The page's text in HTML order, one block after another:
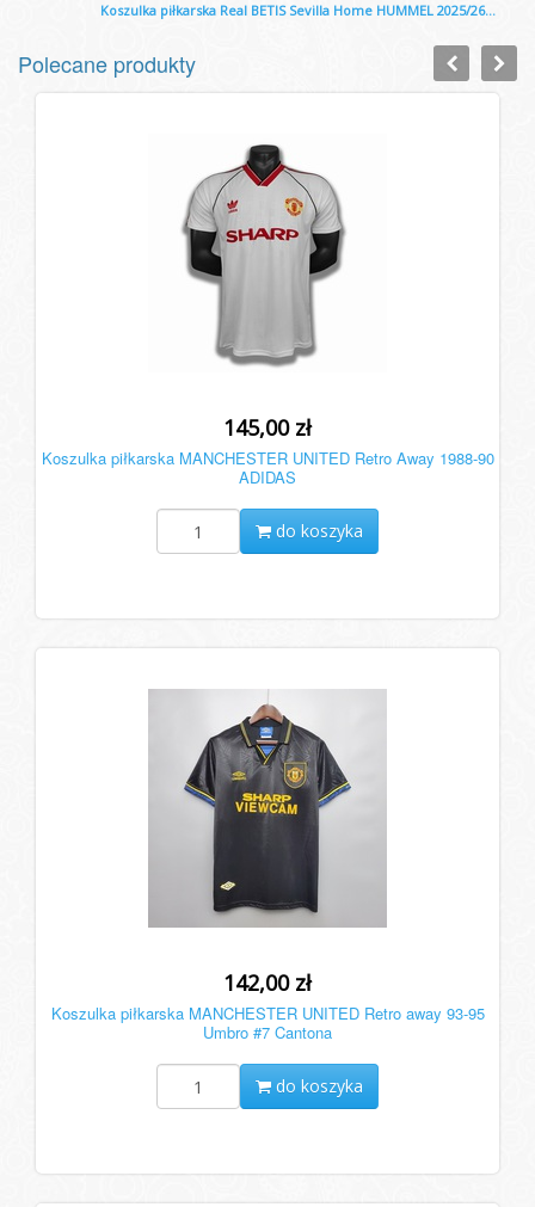
Koszulka piłkarska Real BETIS Sevilla Home HUMMEL 2025/26...
Polecane produkty
145,00 zł
Koszulka piłkarska MANCHESTER UNITED Retro Away 1988-90
ADIDAS
do koszyka
142,00 zł
Koszulka piłkarska MANCHESTER UNITED Retro away 93-95
Umbro #7 Cantona
do koszyka